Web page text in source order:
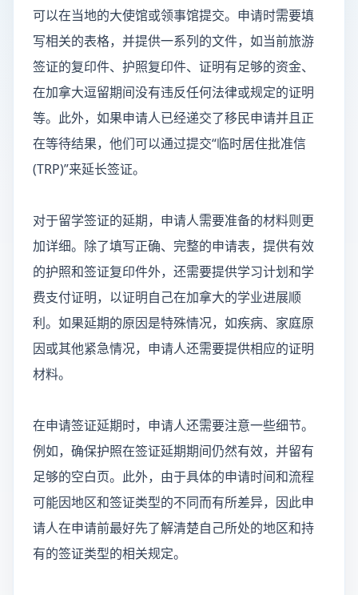
可以在当地的大使馆或领事馆提交。申请时需要填
写相关的表格，并提供一系列的文件，如当前旅游
签证的复印件、护照复印件、证明有足够的资金、
在加拿大逗留期间没有违反任何法律或规定的证明
等。此外，如果申请人已经递交了移民申请并且正
在等待结果，他们可以通过提交“临时居住批准信
(TRP)”来延长签证。
对于留学签证的延期，申请人需要准备的材料则更
加详细。除了填写正确、完整的申请表，提供有效
的护照和签证复印件外，还需要提供学习计划和学
费支付证明，以证明自己在加拿大的学业进展顺
利。如果延期的原因是特殊情况，如疾病、家庭原
因或其他紧急情况，申请人还需要提供相应的证明
材料。
在申请签证延期时，申请人还需要注意一些细节。
例如，确保护照在签证延期期间仍然有效，并留有
足够的空白页。此外，由于具体的申请时间和流程
可能因地区和签证类型的不同而有所差异，因此申
请人在申请前最好先了解清楚自己所处的地区和持
有的签证类型的相关规定。